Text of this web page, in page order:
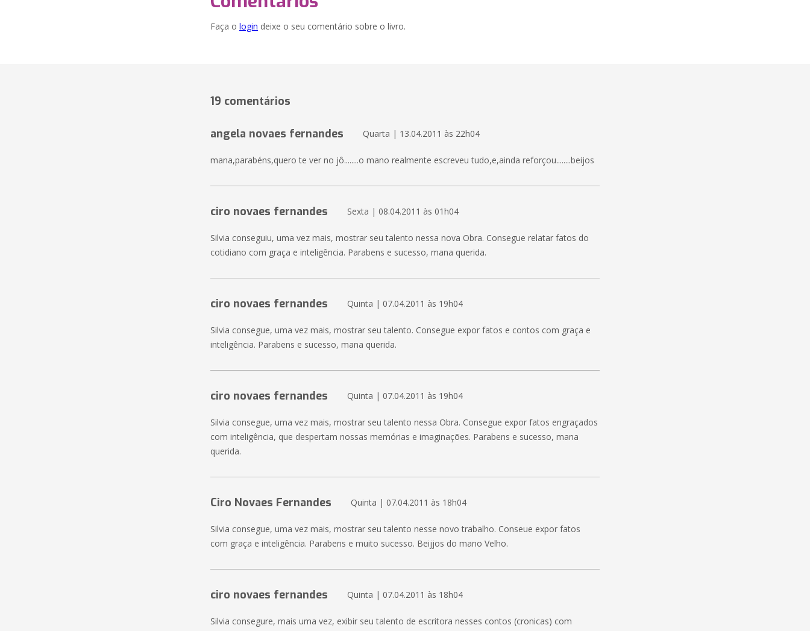
Faça o login deixe o seu comentário sobre o livro.
19 comentários
angela novaes fernandes Quarta | 13.04.2011 às 22h04
mana,parabéns,quero te ver no jô........o mano realmente escreveu tudo,e,ainda reforçou........beijos
ciro novaes fernandes Sexta | 08.04.2011 às 01h04
Silvia conseguiu, uma vez mais, mostrar seu talento nessa nova Obra. Consegue relatar fatos do
cotidiano com graça e inteligência. Parabens e sucesso, mana querida.
ciro novaes fernandes Quinta | 07.04.2011 às 19h04
Silvia consegue, uma vez mais, mostrar seu talento. Consegue expor fatos e contos com graça e
inteligência. Parabens e sucesso, mana querida.
ciro novaes fernandes Quinta | 07.04.2011 às 19h04
Silvia consegue, uma vez mais, mostrar seu talento nessa Obra. Consegue expor fatos engraçados
com inteligência, que despertam nossas memórias e imaginações. Parabens e sucesso, mana
querida.
Ciro Novaes Fernandes Quinta | 07.04.2011 às 18h04
Silvia consegue, uma vez mais, mostrar seu talento nesse novo trabalho. Conseue expor fatos
com graça e inteligência. Parabens e muito sucesso. Beijjos do mano Velho.
ciro novaes fernandes Quinta | 07.04.2011 às 18h04
Silvia consegure, mais uma vez, exibir seu talento de escritora nesses contos (cronicas) com